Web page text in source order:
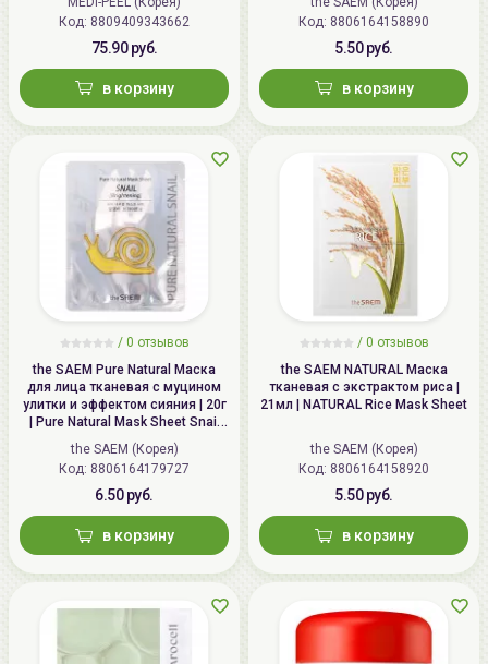
Patch
Код: 8809409343662
75.90 руб.
в корзину
Код: 8806164158890
5.50 руб.
в корзину
/ 0 отзывов
the SAEM Pure Natural Маска
для лица тканевая с муцином
улитки и эффектом сияния | 20г
| Pure Natural Mask Sheet Snail
Brightening
the SAEM (Корея)
Код: 8806164179727
6.50 руб.
в корзину
/ 0 отзывов
the SAEM NATURAL Маска
тканевая с экстрактом риса |
21мл | NATURAL Rice Mask Sheet
the SAEM (Корея)
Код: 8806164158920
5.50 руб.
в корзину